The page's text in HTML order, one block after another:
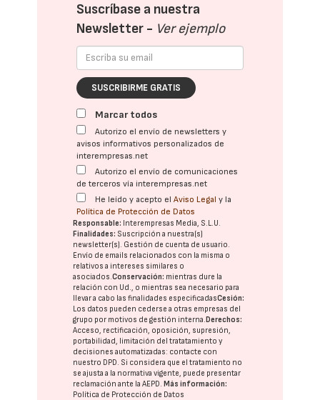
Suscríbase a nuestra
Newsletter - Ver ejemplo
SUSCRIBIRME GRATIS
Marcar todos
Autorizo el envío de newsletters y
avisos informativos personalizados de
interempresas.net
Autorizo el envío de comunicaciones
de terceros vía interempresas.net
He leído y acepto elAviso Legal y la
Política de Protección de Datos
Responsable: Interempresas Media, S.L.U.
Finalidades: Suscripción a nuestra(s)
newsletter(s). Gestión de cuenta de usuario.
Envío de emails relacionados con la misma o
relativos a intereses similares o
asociados.Conservación: mientras dure la
relación con Ud., o mientras sea necesario para
llevar a cabo las finalidades especificadasCesión:
Los datos pueden cederse a otras empresas del
grupo por motivos de gestión interna.Derechos:
Acceso, rectificación, oposición, supresión,
portabilidad, limitación del tratatamiento y
decisiones automatizadas: contacte con
nuestro DPD. Si considera que el tratamiento no
se ajusta a la normativa vigente, puede presentar
reclamación ante laAEPD.Más información:
Política de Protección de Datos